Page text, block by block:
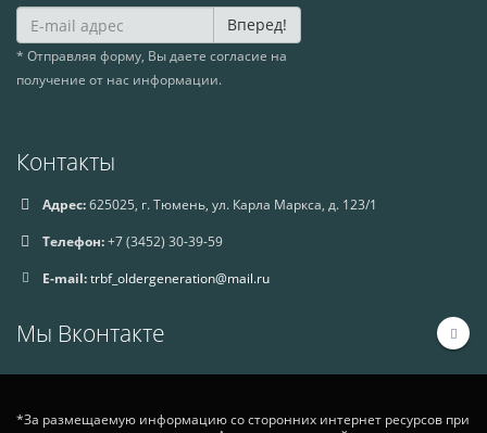
Вперед!
* Отправляя форму, Вы даете согласие на
получение от нас информации.
Контакты
Адрес:625025, г. Тюмень, ул. Карла Маркса, д. 123/1
Телефон:+7 (3452) 30-39-59
E-mail:trbf_oldergeneration@mail.ru
Мы Вконтакте
*За размещаемую информацию со сторонних интернет ресурсов при